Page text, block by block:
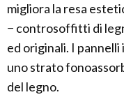
migliora la resa
− controsoffitti di
ed originali. I
uno strato
del legno.